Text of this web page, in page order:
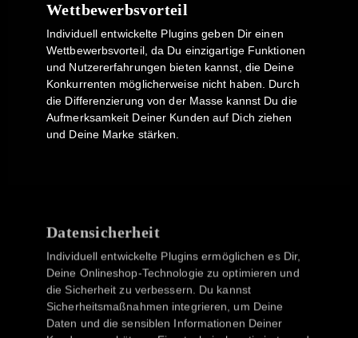
Wettbewerbsvorteil
Individuell entwickelte Plugins geben Dir einen
Wettbewerbsvorteil, da Du einzigartige Funktionen
und Nutzererfahrungen bieten kannst, die Deine
Konkurrenten möglicherweise nicht haben. Durch
die Differenzierung von der Masse kannst Du die
Aufmerksamkeit Deiner Kunden auf Dich ziehen
und Deine Marke stärken.
Datensicherheit
Individuell entwickelte Plugins ermöglichen es Dir,
Deine Onlineshop-Technologie zu optimieren und
die Sicherheit zu verbessern. Du kannst
Sicherheitsmaßnahmen integrieren, um Deine